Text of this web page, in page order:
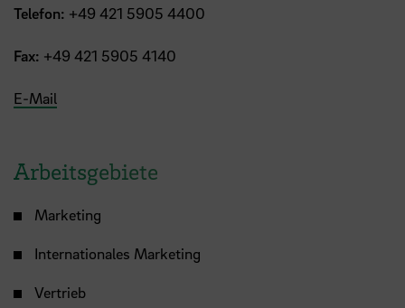
Telefon: +49 421 5905 4400
Fax: +49 421 5905 4140
E-Mail
Arbeitsgebiete
Marketing
Internationales Marketing
Vertrieb